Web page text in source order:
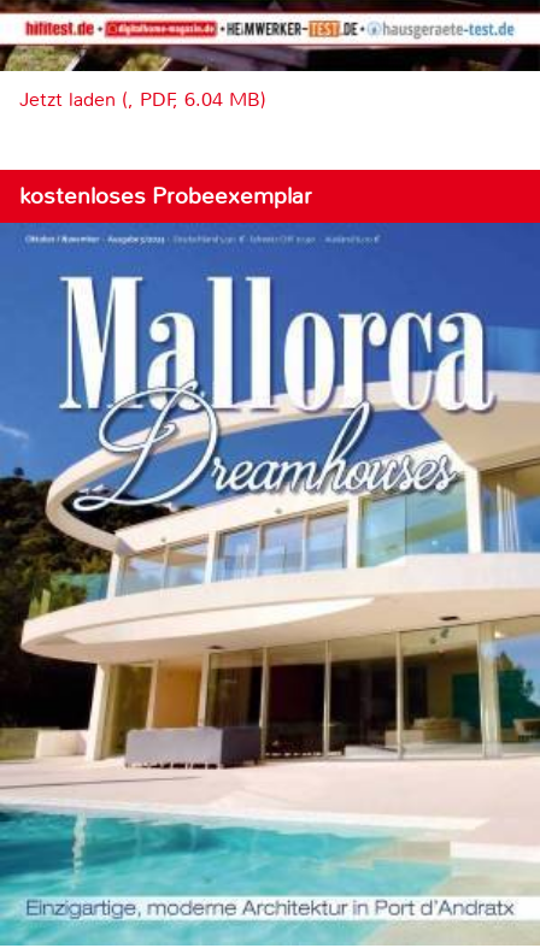
Jetzt laden (, PDF, 6.04 MB)
kostenloses Probeexemplar